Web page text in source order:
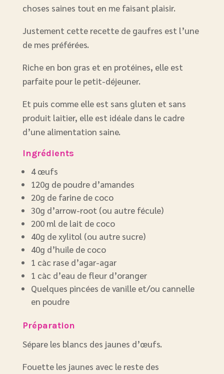
choses saines tout en me faisant plaisir.
Justement cette recette de gaufres est l’une
de mes préférées.
Riche en bon gras et en protéines, elle est
parfaite pour le petit-déjeuner.
Et puis comme elle est sans gluten et sans
produit laitier, elle est idéale dans le cadre
d’une alimentation saine.
Ingrédients
4 œufs
120g de poudre d’amandes
20g de farine de coco
30g d’arrow-root (ou autre fécule)
200 ml de lait de coco
40g de xylitol (ou autre sucre)
40g d’huile de coco
1 càc rase d’agar-agar
1 càc d’eau de fleur d’oranger
Quelques pincées de vanille et/ou cannelle
en poudre
Préparation
Sépare les blancs des jaunes d’œufs.
Fouette les jaunes avec le reste des